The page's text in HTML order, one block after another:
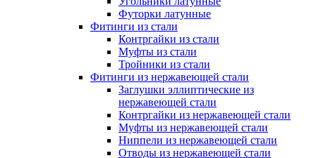
Футорки латунные
Фитинги из стали
Контргайки из стали
Муфты из стали
Тройники из стали
Фитинги из нержавеющей стали
Заглушки эллиптические из
нержавеющей стали
Контргайки из нержавеющей стали
Муфты из нержавеющей стали
Ниппели из нержавеющей стали
Отводы из нержавеющей стали